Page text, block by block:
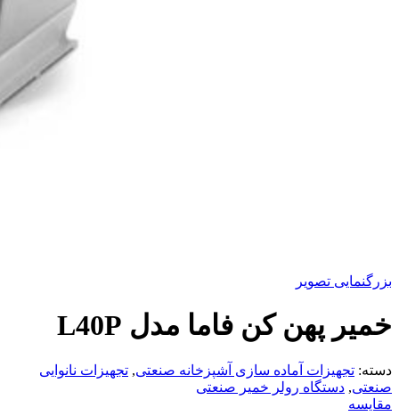
بزرگنمایی تصویر
خمیر پهن کن فاما مدل L40P
دسته: تجهیزات آماده سازی آشپزخانه صنعتی, تجهیزات نانوایی
صنعتی, دستگاه رولر خمیر صنعتی
مقایسه